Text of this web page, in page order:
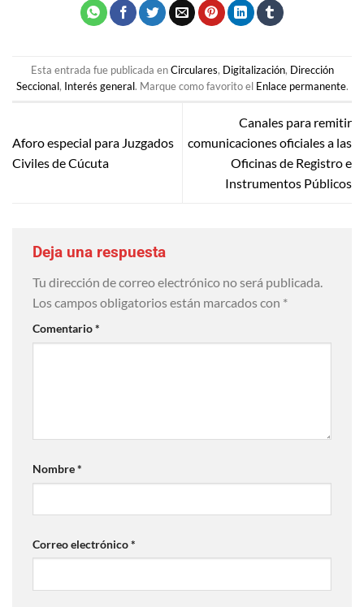
Esta entrada fue publicada enCirculares, Digitalización, Dirección
Seccional, Interés general. Marque como favorito el Enlace permanente.
Aforo especial para Juzgados
Civiles de Cúcuta
Canales para remitir
comunicaciones oficiales a las
Oficinas de Registro e
Instrumentos Públicos
Deja una respuesta
Tu dirección de correo electrónico no será publicada.
Los campos obligatorios están marcados con *
Comentario*
Nombre*
Correo electrónico*